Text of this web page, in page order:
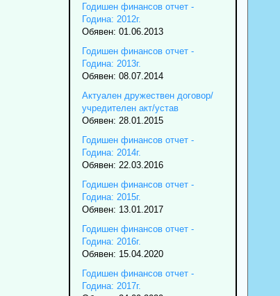
Годишен финансов отчет -
Година: 2012г.
Обявен: 01.06.2013
Годишен финансов отчет -
Година: 2013г.
Обявен: 08.07.2014
Актуален дружествен договор/
учредителен акт/устав
Обявен: 28.01.2015
Годишен финансов отчет -
Година: 2014г.
Обявен: 22.03.2016
Годишен финансов отчет -
Година: 2015г.
Обявен: 13.01.2017
Годишен финансов отчет -
Година: 2016г.
Обявен: 15.04.2020
Годишен финансов отчет -
Година: 2017г.